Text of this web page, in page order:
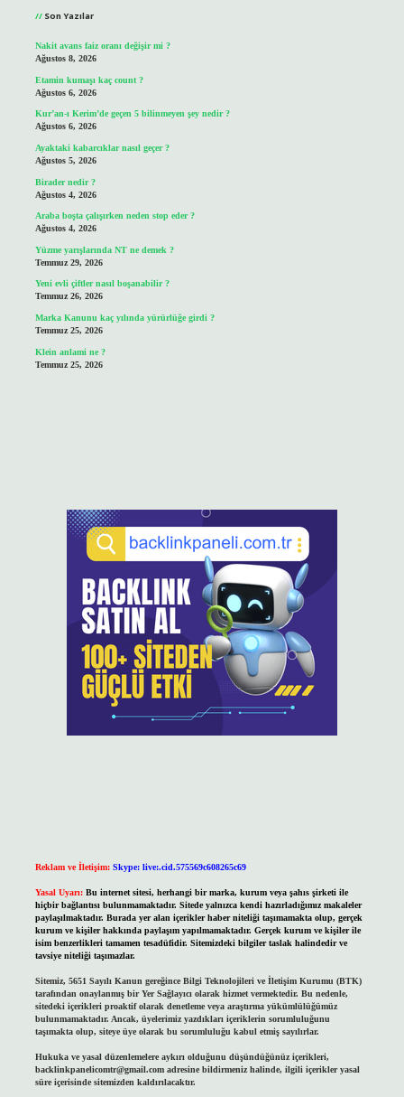
Son Yazılar
Nakit avans faiz oranı değişir mi ?
Ağustos 8, 2026
Etamin kumaşı kaç count ?
Ağustos 6, 2026
Kur’an-ı Kerim’de geçen 5 bilinmeyen şey nedir ?
Ağustos 6, 2026
Ayaktaki kabarcıklar nasıl geçer ?
Ağustos 5, 2026
Birader nedir ?
Ağustos 4, 2026
Araba boşta çalışırken neden stop eder ?
Ağustos 4, 2026
Yüzme yarışlarında NT ne demek ?
Temmuz 29, 2026
Yeni evli çiftler nasıl boşanabilir ?
Temmuz 26, 2026
Marka Kanunu kaç yılında yürürlüğe girdi ?
Temmuz 25, 2026
Klein anlami ne ?
Temmuz 25, 2026
Reklam ve İletişim: Skype: live:.cid.575569c608265c69
Yasal Uyarı: Bu internet sitesi, herhangi bir marka, kurum veya şahıs şirketi ile
hiçbir bağlantısı bulunmamaktadır. Sitede yalnızca kendi hazırladığımız makaleler
paylaşılmaktadır. Burada yer alan içerikler haber niteliği taşımamakta olup, gerçek
kurum ve kişiler hakkında paylaşım yapılmamaktadır. Gerçek kurum ve kişiler ile
isim benzerlikleri tamamen tesadüfidir. Sitemizdeki bilgiler taslak halindedir ve
tavsiye niteliği taşımazlar.
Sitemiz, 5651 Sayılı Kanun gereğince Bilgi Teknolojileri ve İletişim Kurumu (BTK)
tarafından onaylanmış bir Yer Sağlayıcı olarak hizmet vermektedir. Bu nedenle,
sitedeki içerikleri proaktif olarak denetleme veya araştırma yükümlülüğümüz
bulunmamaktadır. Ancak, üyelerimiz yazdıkları içeriklerin sorumluluğunu
taşımakta olup, siteye üye olarak bu sorumluluğu kabul etmiş sayılırlar.
Hukuka ve yasal düzenlemelere aykırı olduğunu düşündüğünüz içerikleri,
backlinkpanelicomtr@gmail.comadresine bildirmeniz halinde, ilgili içerikler yasal
süre içerisinde sitemizden kaldırılacaktır.